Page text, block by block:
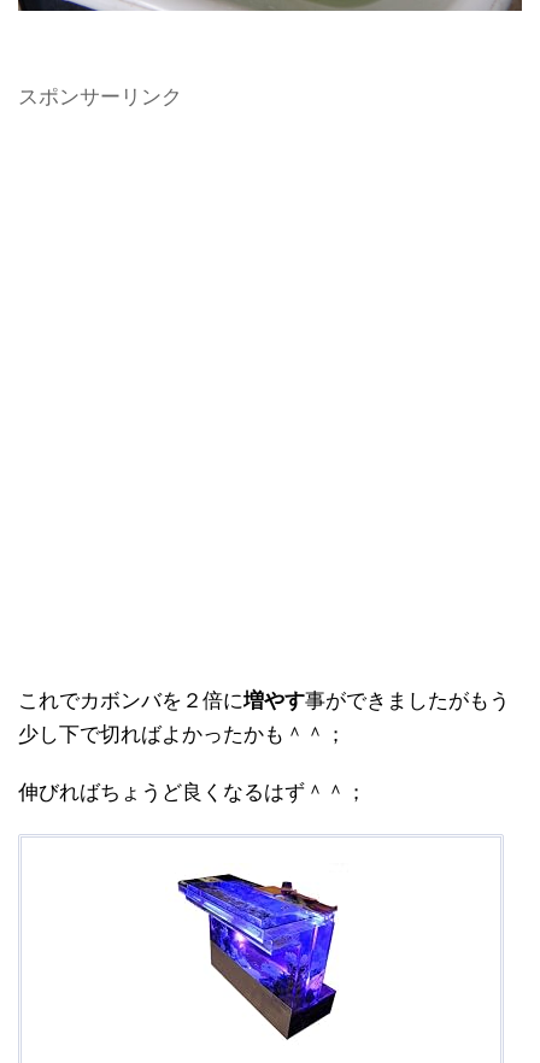
スポンサーリンク
これでカボンバを２倍に増やす事ができましたがもう
少し下で切ればよかったかも＾＾；
伸びればちょうど良くなるはず＾＾；